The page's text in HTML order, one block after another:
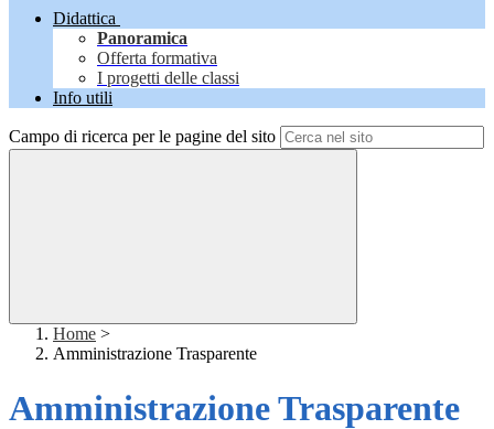
Didattica
Panoramica
Offerta formativa
I progetti delle classi
Info utili
Campo di ricerca per le pagine del sito
Home >
Amministrazione Trasparente
Amministrazione Trasparente